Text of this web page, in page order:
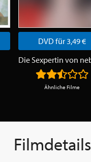
DVD für 3,49 €
Ähnliche Filme
Filmdetails